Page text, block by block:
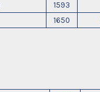
1593
1650